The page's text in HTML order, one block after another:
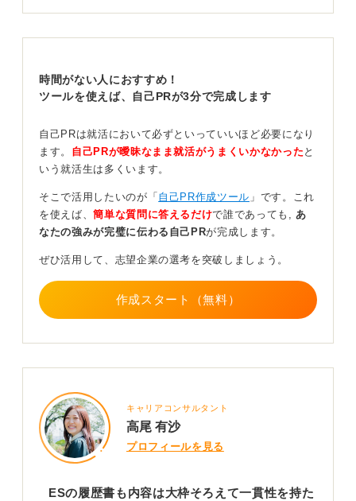
両者とも軸は変えず情報を段階的に伝えよう
面接担当者が双方の書類を見比べる流れとしては、本を
購入する様子をイメージしていただくとわかりやすいか
もしれません。
まずは「目次」である履歴書に目を通します。その段階
で興味を惹かれれば、次の段階である「内容」ESに進み
ます。そこで心に残るものを感じなければ、本の購入に
訴求となるようなＥＳへの導線をつなげることが重要で
す。
1
時間がない人におすすめ！
ツールを使えば、自己PRが3分で完成します
自己PRは就活において必ずといっていいほど必要になり
ます。 自己PRが曖昧なまま就活がうまくいかなかった と
いう就活生は多くいます。
そこで活用したいのが「 自己PR作成ツール 」です。これ
を使えば、簡単な質問に答えるだけで誰であっても, あ
なたの強みが完璧に伝わる自己PRが完成します。
ぜひ活用して、志望企業の選考を突破しましょう。
作成スタート（無料）
キャリアコンサルタント
高尾 有沙
プロフィールを見る
ESの履歴書も内容は大枠そろえて一貫性を持た